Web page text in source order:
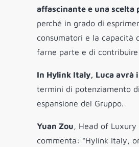
affascinante e una scelta
perché in grado di
consumatori e la capacità
farne parte e di
In Hylink Italy, Luca avrà
termini di potenziamento
espansione del Gruppo.
Yuan Zou, Head of Luxury
commenta: “Hylink Italy,